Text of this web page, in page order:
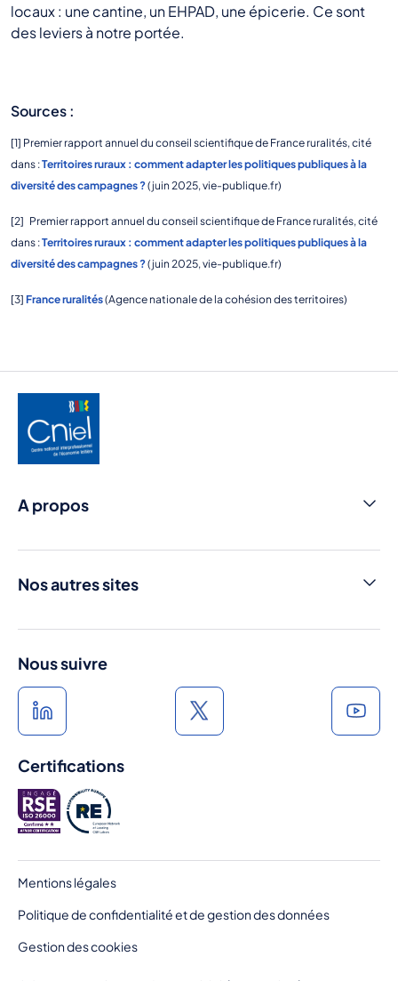
locaux : une cantine, un EHPAD, une épicerie. Ce sont
des leviers à notre portée.
Sources :
[1] Premier rapport annuel du conseil scientifique de France ruralités, cité
dans :Territoires ruraux : comment adapter les politiques publiques à la
diversité des campagnes ?(juin 2025, vie-publique.fr)
[2] Premier rapport annuel du conseil scientifique de France ruralités, cité
dans :Territoires ruraux : comment adapter les politiques publiques à la
diversité des campagnes ?(juin 2025, vie-publique.fr)
[3] France ruralités(Agence nationale de la cohésion des territoires)
A propos
Press room
Nos autres sites
Au rythme du lait
Nous suivre
Certifications
Pied
de
page
Mentions légales
Politique de confidentialité et de gestion des données
Gestion des cookies